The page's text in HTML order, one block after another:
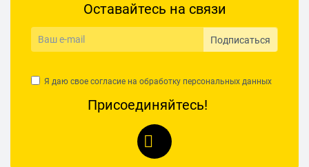
Оставайтесь на связи
Подписаться
Я даю свое согласие на обработку персональных данных
Присоединяйтесь!